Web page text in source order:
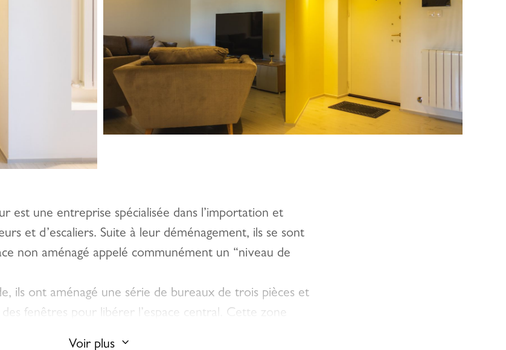
est une entreprise spécialisée dans l’importation et
et d’escaliers. Suite à leur déménagement, ils se sont
non aménagé appelé communément un “niveau de
ils ont aménagé une série de bureaux de trois pièces et
fenêtres pour libérer l’espace central. Cette zone
Voir plus 3